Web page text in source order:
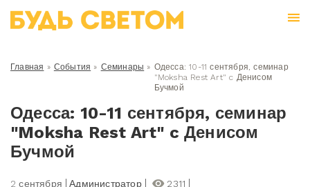
Главная » События » Семинары » Одесса: 10-11 сентября, семинар
"Moksha Rest Art" c Денисом
Бучмой
Одесса: 10-11 сентября, семинар
"Moksha Rest Art" c Денисом
Бучмой
2 сентября Администратор
2311